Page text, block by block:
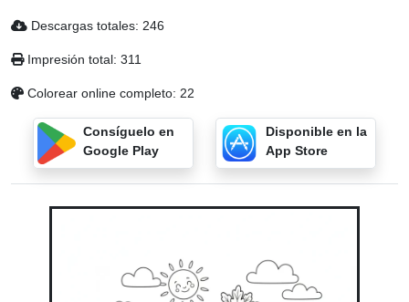
Descargas totales: 246
Impresión total: 311
Colorear online completo: 22
Consíguelo en
Google Play
Disponible en la
App Store